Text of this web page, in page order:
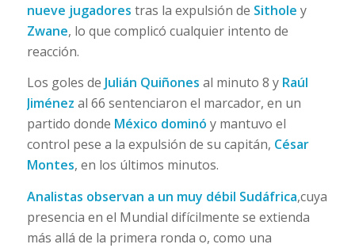
nueve jugadores tras la expulsión de Sithole y
Zwane, lo que complicó cualquier intento de
reacción.
Los goles de Julián Quiñones al minuto 8 y Raúl
Jiménez al 66 sentenciaron el marcador, en un
partido donde México dominó y mantuvo el
control pese a la expulsión de su capitán, César
Montes, en los últimos minutos.
Analistas observan a un muy débil Sudáfrica,cuya
presencia en el Mundial difícilmente se extienda
más allá de la primera ronda o, como una